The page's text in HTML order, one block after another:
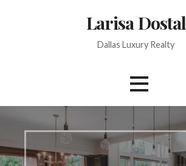
Larisa Dostal
Dallas Luxury Realty